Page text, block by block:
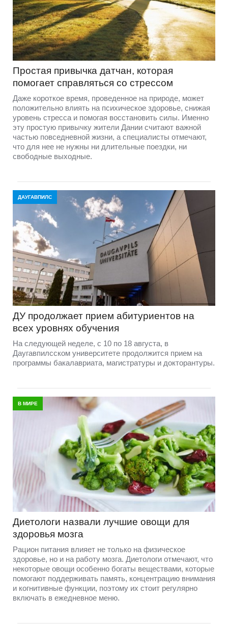
Простая привычка датчан, которая
помогает справляться со стрессом
Даже короткое время, проведенное на природе, может
положительно влиять на психическое здоровье, снижая
уровень стресса и помогая восстановить силы. Именно
эту простую привычку жители Дании считают важной
частью повседневной жизни, а специалисты отмечают,
что для нее не нужны ни длительные поездки, ни
свободные выходные.
ДАУГАВПИЛС
ДУ продолжает прием абитуриентов на
всех уровнях обучения
На следующей неделе, с 10 по 18 августа, в
Даугавпилсском университете продолжится прием на
программы бакалавриата, магистратуры и докторантуры.
В МИРЕ
Диетологи назвали лучшие овощи для
здоровья мозга
Рацион питания влияет не только на физическое
здоровье, но и на работу мозга. Диетологи отмечают, что
некоторые овощи особенно богаты веществами, которые
помогают поддерживать память, концентрацию внимания
и когнитивные функции, поэтому их стоит регулярно
включать в ежедневное меню.